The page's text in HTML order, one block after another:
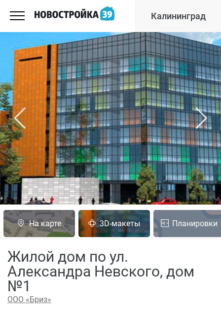
Калининград
На карте 3D-макеты Планировки
Жилой дом по ул.
Александра Невского, дом
№1
ООО «Бриз»